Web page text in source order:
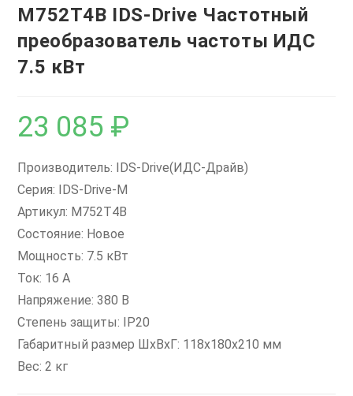
M752T4B IDS-Drive Частотный
преобразователь частоты ИДС
7.5 кВт
23 085 ₽
Производитель: IDS-Drive(ИДС-Драйв)
Серия: IDS-Drive-M
Артикул: M752T4B
Состояние: Новое
Мощность: 7.5 кВт
Ток: 16 А
Напряжение: 380 В
Степень защиты: IP20
Габаритный размер ШхВхГ: 118x180x210 мм
Вес: 2 кг